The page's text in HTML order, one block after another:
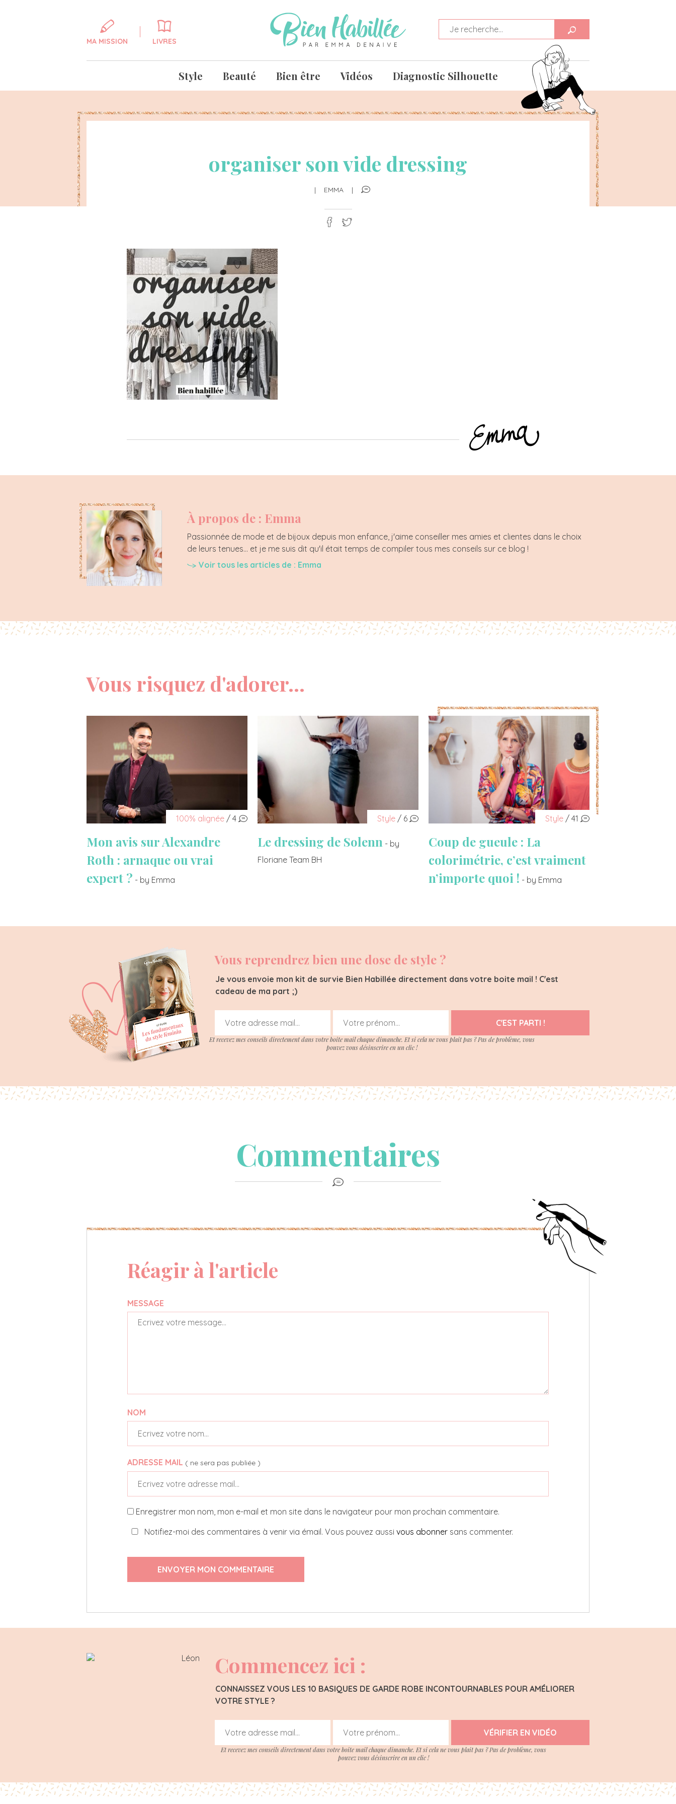
MA MISSION LIVRES
Style Beauté Bien être Vidéos Diagnostic Silhouette
organiser son vide dressing
| EMMA |
À propos de : Emma
Passionnée de mode et de bijoux depuis mon enfance, j'aime conseiller mes amies et clientes dans le choix
de leurs tenues... et je me suis dit qu'il était temps de compiler tous mes conseils sur ce blog !
Voir tous les articles de : Emma
Vous risquez d'adorer...
100% alignée / 4
Mon avis sur Alexandre
Roth : arnaque ou vrai
expert ? - by Emma
Style / 6
Le dressing de Solenn - by
Floriane Team BH
Style / 41
Coup de gueule : La
colorimétrie, c’est vraiment
n’importe quoi ! - by Emma
Vous reprendrez bien une dose de style ?
Je vous envoie mon kit de survie Bien Habillée directement dans votre boite mail ! C'est
cadeau de ma part ;)
C'EST PARTI !
Et recevez mes conseils directement dans votre boite mail chaque dimanche. Et si cela ne vous plait pas ? Pas de problème, vous
pouvez vous désinscrire en un clic !
Commentaires
Réagir à l'article
MESSAGE
NOM
ADRESSE MAIL ( ne sera pas publiée )
Enregistrer mon nom, mon e-mail et mon site dans le navigateur pour mon prochain commentaire.
Notifiez-moi des commentaires à venir via émail. Vous pouvez aussi vous abonner sans commenter.
ENVOYER MON COMMENTAIRE
Commencez ici :
CONNAISSEZ VOUS LES 10 BASIQUES DE GARDE ROBE INCONTOURNABLES POUR AMÉLIORER
VOTRE STYLE ?
VÉRIFIER EN VIDÉO
Et recevez mes conseils directement dans votre boite mail chaque dimanche. Et si cela ne vous plait pas ? Pas de problème, vous
pouvez vous désinscrire en un clic !